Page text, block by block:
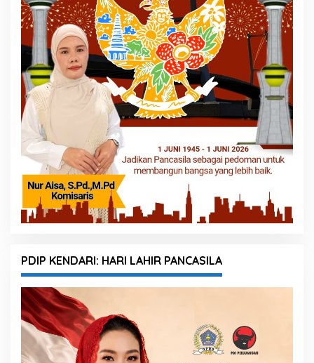
PDIP KENDARI: HARI LAHIR PANCASILA